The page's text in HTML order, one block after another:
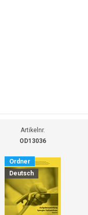
Artikelnr.
OD13036
Ordner
Deutsch